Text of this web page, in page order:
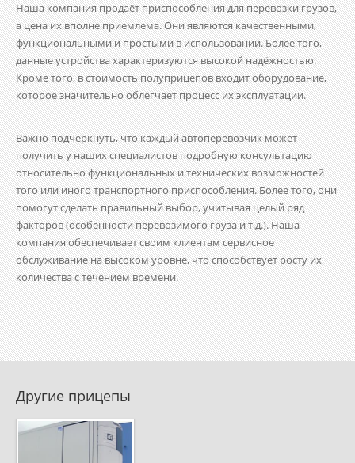
Наша компания продаёт приспособления для перевозки грузов,
а цена их вполне приемлема. Они являются качественными,
функциональными и простыми в использовании. Более того,
данные устройства характеризуются высокой надёжностью.
Кроме того, в стоимость полуприцепов входит оборудование,
которое значительно облегчает процесс их эксплуатации.
Важно подчеркнуть, что каждый автоперевозчик может
получить у наших специалистов подробную консультацию
относительно функциональных и технических возможностей
того или иного транспортного приспособления. Более того, они
помогут сделать правильный выбор, учитывая целый ряд
факторов (особенности перевозимого груза и т.д.). Наша
компания обеспечивает своим клиентам сервисное
обслуживание на высоком уровне, что способствует росту их
количества с течением времени.
Другие прицепы